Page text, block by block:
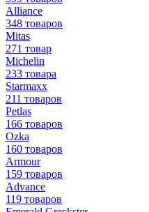
Alliance
348 товаров
Mitas
271 товар
Michelin
233 товара
Starmaxx
211 товаров
Petlas
166 товаров
Ozka
160 товаров
Armour
159 товаров
Advance
119 товаров